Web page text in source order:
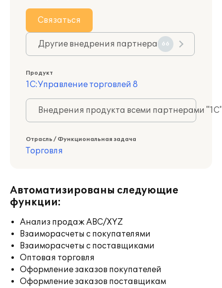
Связаться
Другие внедрения партнера 66
Продукт
1С:Управление торговлей 8
Внедрения продукта всеми партнерами
Отрасль / Функциональная задача
Торговля
Автоматизированы следующие
функции:
Анализ продаж ABC/XYZ
Взаиморасчеты с покупателями
Взаиморасчеты с поставщиками
Оптовая торговля
Оформление заказов покупателей
Оформление заказов поставщикам